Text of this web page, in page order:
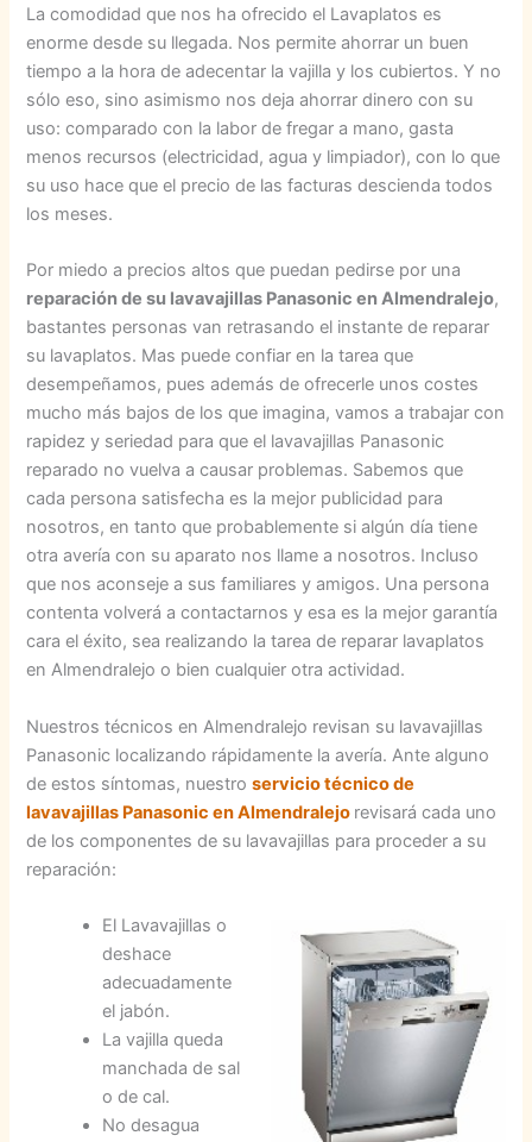
La comodidad que nos ha ofrecido el Lavaplatos es
enorme desde su llegada. Nos permite ahorrar un buen
tiempo a la hora de adecentar la vajilla y los cubiertos. Y no
sólo eso, sino asimismo nos deja ahorrar dinero con su
uso: comparado con la labor de fregar a mano, gasta
menos recursos (electricidad, agua y limpiador), con lo que
su uso hace que el precio de las facturas descienda todos
los meses.
Por miedo a precios altos que puedan pedirse por una
reparación de su lavavajillas Panasonic en Almendralejo,
bastantes personas van retrasando el instante de reparar
su lavaplatos. Mas puede confiar en la tarea que
desempeñamos, pues además de ofrecerle unos costes
mucho más bajos de los que imagina, vamos a trabajar con
rapidez y seriedad para que el lavavajillas Panasonic
reparado no vuelva a causar problemas. Sabemos que
cada persona satisfecha es la mejor publicidad para
nosotros, en tanto que probablemente si algún día tiene
otra avería con su aparato nos llame a nosotros. Incluso
que nos aconseje a sus familiares y amigos. Una persona
contenta volverá a contactarnos y esa es la mejor garantía
cara el éxito, sea realizando la tarea de reparar lavaplatos
en Almendralejo o bien cualquier otra actividad.
Nuestros técnicos en Almendralejo revisan su lavavajillas
Panasonic localizando rápidamente la avería. Ante alguno
de estos síntomas, nuestroservicio técnico de
lavavajillas Panasonic en Almendralejo revisará cada uno
de los componentes de su lavavajillas para proceder a su
reparación:
El Lavavajillas o
deshace
adecuadamente
el jabón.
La vajilla queda
manchada de sal
o de cal.
No desagua